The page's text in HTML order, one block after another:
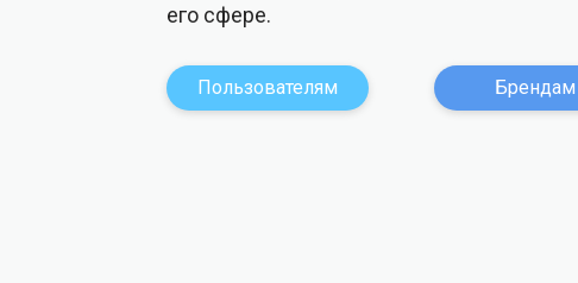
его сфере.
Пользователям Брендам